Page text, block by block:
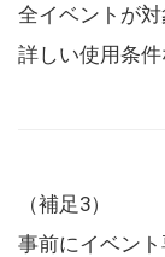
全イベントが対
詳しい使用条
（補足3）
事前にイベン